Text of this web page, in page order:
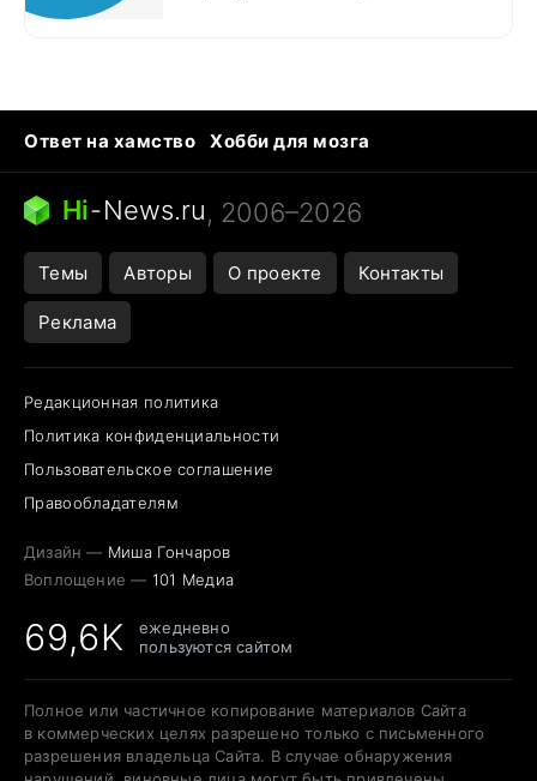
Ответ на хамство
Хобби для мозга
Бензин 100 и 95
Тунцы в океанариуме
Следующая пандемия
Hi-News.ru, 2006–2026
Темы Авторы О проекте Контакты
Реклама
Редакционная политика
Политика конфиденциальности
Пользовательское соглашение
Правообладателям
Дизайн — Миша Гончаров
Воплощение — 101 Медиа
69,6K
ежедневно
пользуются сайтом
Полное или частичное копирование материалов Сайта
в коммерческих целях разрешено только с письменного
разрешения владельца Сайта. В случае обнаружения